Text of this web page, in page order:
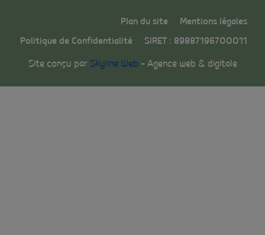
Plan du site
Mentions légales
Politique de Confidentialité
SIRET : 89887196700011
Site conçu par Skyline Web – Agence web & digitale